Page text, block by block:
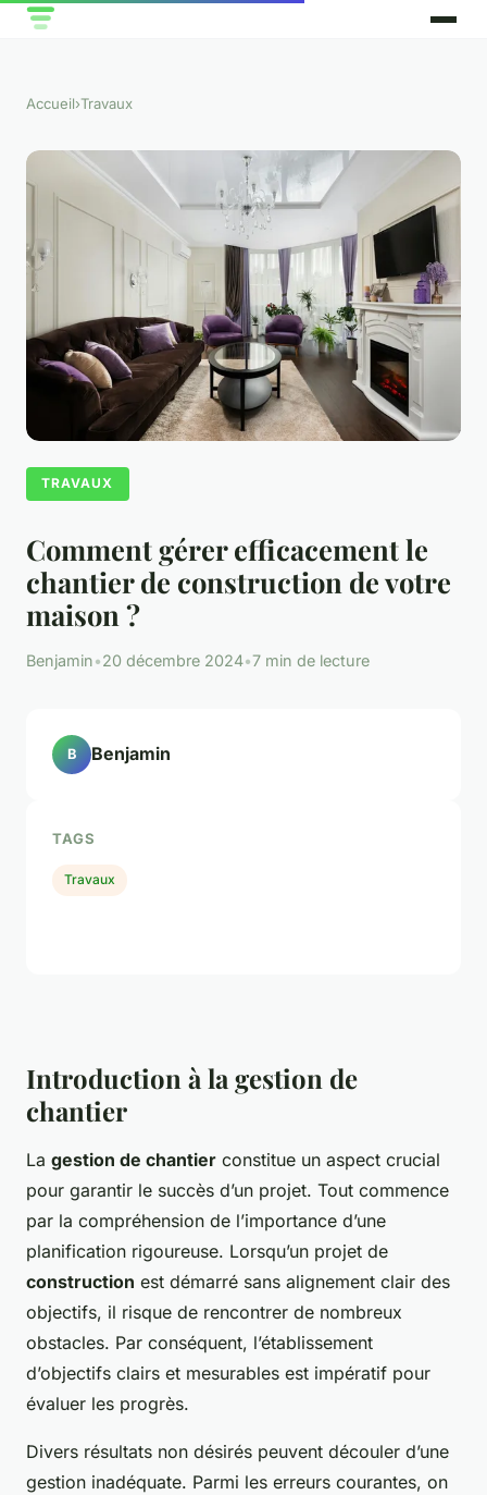
Accueil›Travaux
TRAVAUX
Comment gérer efficacement le
chantier de construction de votre
maison ?
Benjamin•20 décembre 2024•7 min de lecture
Introduction à la gestion de
chantier
La gestion de chantier constitue un aspect crucial
pour garantir le succès d’un projet. Tout commence
par la compréhension de l’importance d’une
planification rigoureuse. Lorsqu’un projet de
construction est démarré sans alignement clair des
objectifs, il risque de rencontrer de nombreux
obstacles. Par conséquent, l’établissement
d’objectifs clairs et mesurables est impératif pour
évaluer les progrès.
Divers résultats non désirés peuvent découler d’une
gestion inadéquate. Parmi les erreurs courantes, on
B Benjamin
TAGS
Travaux